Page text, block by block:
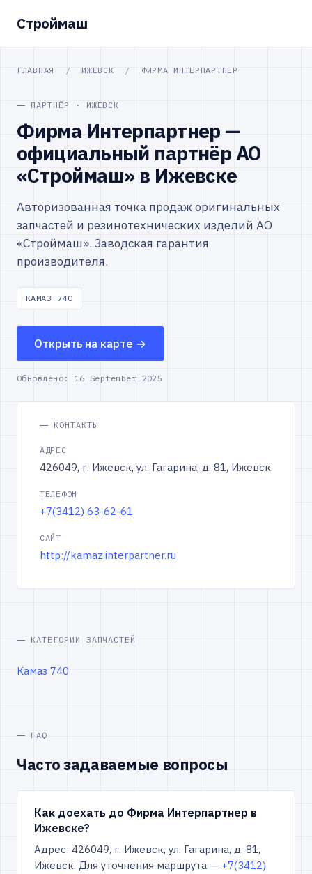
Строймаш
ГЛАВНАЯ / ИЖЕВСК / ФИРМА ИНТЕРПАРТНЕР
ПАРТНЁР · ИЖЕВСК
Фирма Интерпартнер —
официальный партнёр АО
«Строймаш» в Ижевске
Авторизованная точка продаж оригинальных
запчастей и резинотехнических изделий АО
«Строймаш». Заводская гарантия
производителя.
КАМАЗ 740
Открыть на карте →
Обновлено: 16 September 2025
КОНТАКТЫ
АДРЕС
426049, г. Ижевск, ул. Гагарина, д. 81, Ижевск
ТЕЛЕФОН
+7(3412) 63-62-61
САЙТ
http://kamaz.interpartner.ru
КАТЕГОРИИ ЗАПЧАСТЕЙ
Камаз 740
FAQ
Часто задаваемые вопросы
Как доехать до Фирма Интерпартнер в
Ижевске?
Адрес: 426049, г. Ижевск, ул. Гагарина, д. 81,
Ижевск. Для уточнения маршрута — +7(3412)